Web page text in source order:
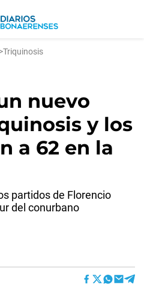
>Triquinosis
nuevo
y los
a 62 en la
partidos de Florencio
del conurbano